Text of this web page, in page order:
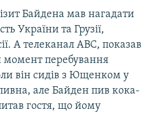
Байдена мав нагадати
України та Грузії,
А телеканал АВС, показав
перебування
він сидів з Ющенком у
але Байден пив кока-
гостя, що йому